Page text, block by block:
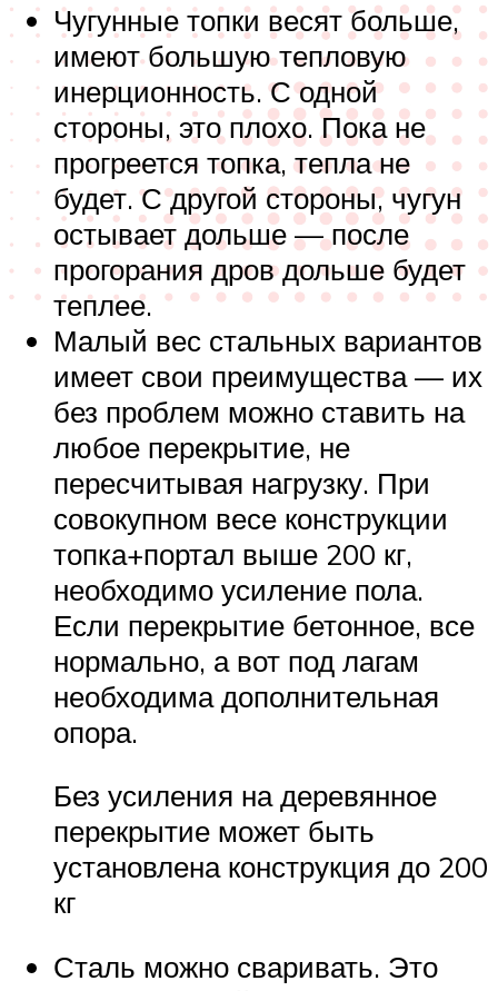
Чугунные топки весят больше,
имеют большую тепловую
инерционность. С одной
стороны, это плохо. Пока не
прогреется топка, тепла не
будет. С другой стороны, чугун
остывает дольше — после
прогорания дров дольше будет
теплее.
Малый вес стальных вариантов
имеет свои преимущества — их
без проблем можно ставить на
любое перекрытие, не
пересчитывая нагрузку. При
совокупном весе конструкции
топка+портал выше 200 кг,
необходимо усиление пола.
Если перекрытие бетонное, все
нормально, а вот под лагам
необходима дополнительная
опора.
Без усиления на деревянное
перекрытие может быть
установлена конструкция до 200
кг
Сталь можно сваривать. Это